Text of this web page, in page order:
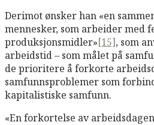
Derimot ønsker han «en
mennesker, som arbeider med
produksjonsmidler»[15], som
arbeidstid – som målet på
de prioritere å forkorte
samfunnsproblemer som
kapitalistiske samfunn.
«En forkortelse av